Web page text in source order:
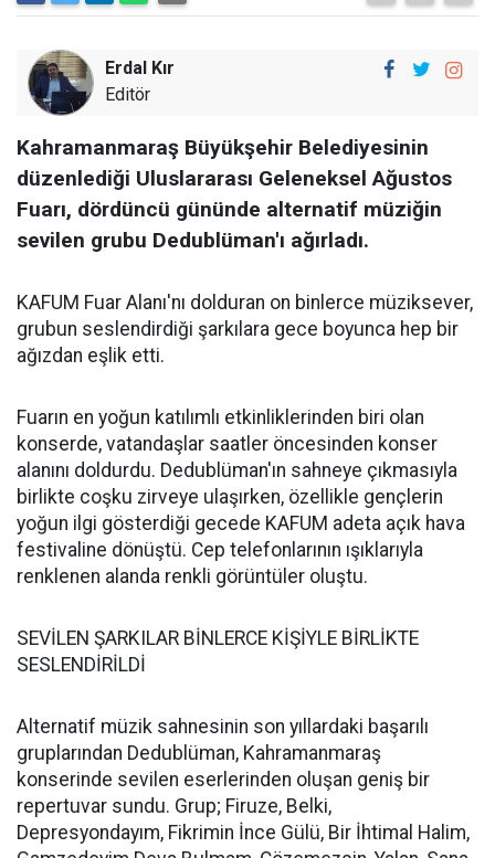
Erdal Kır
Editör
Kahramanmaraş Büyükşehir Belediyesinin
düzenlediği Uluslararası Geleneksel Ağustos
Fuarı, dördüncü gününde alternatif müziğin
sevilen grubu Dedublüman'ı ağırladı.
KAFUM Fuar Alanı'nı dolduran on binlerce müziksever,
grubun seslendirdiği şarkılara gece boyunca hep bir
ağızdan eşlik etti.
Fuarın en yoğun katılımlı etkinliklerinden biri olan
konserde, vatandaşlar saatler öncesinden konser
alanını doldurdu. Dedublüman'ın sahneye çıkmasıyla
birlikte coşku zirveye ulaşırken, özellikle gençlerin
yoğun ilgi gösterdiği gecede KAFUM adeta açık hava
festivaline dönüştü. Cep telefonlarının ışıklarıyla
renklenen alanda renkli görüntüler oluştu.
SEVİLEN ŞARKILAR BİNLERCE KİŞİYLE BİRLİKTE
SESLENDİRİLDİ
Alternatif müzik sahnesinin son yıllardaki başarılı
gruplarından Dedublüman, Kahramanmaraş
konserinde sevilen eserlerinden oluşan geniş bir
repertuvar sundu. Grup; Firuze, Belki,
Depresyondayım, Fikrimin İnce Gülü, Bir İhtimal Halim,